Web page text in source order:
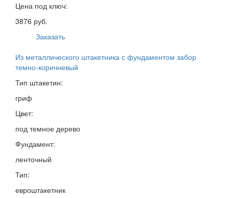
Цена под ключ:
3876 руб.
Заказать
Из металлического штакетника с фундаментом забор
темно-коричневый
Тип штакетин:
гриф
Цвет:
под темное дерево
Фундамент:
ленточный
Тип:
евроштакетник